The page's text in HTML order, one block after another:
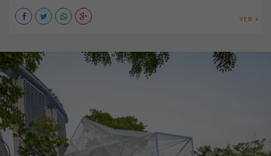
VER +